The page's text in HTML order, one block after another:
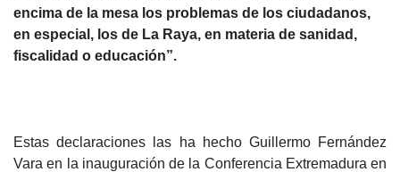
encima de la mesa los problemas de los ciudadanos,
en especial, los de La Raya, en materia de sanidad,
fiscalidad o educación”.
Estas declaraciones las ha hecho Guillermo Fernández
Vara en la inauguración de la Conferencia Extremadura en